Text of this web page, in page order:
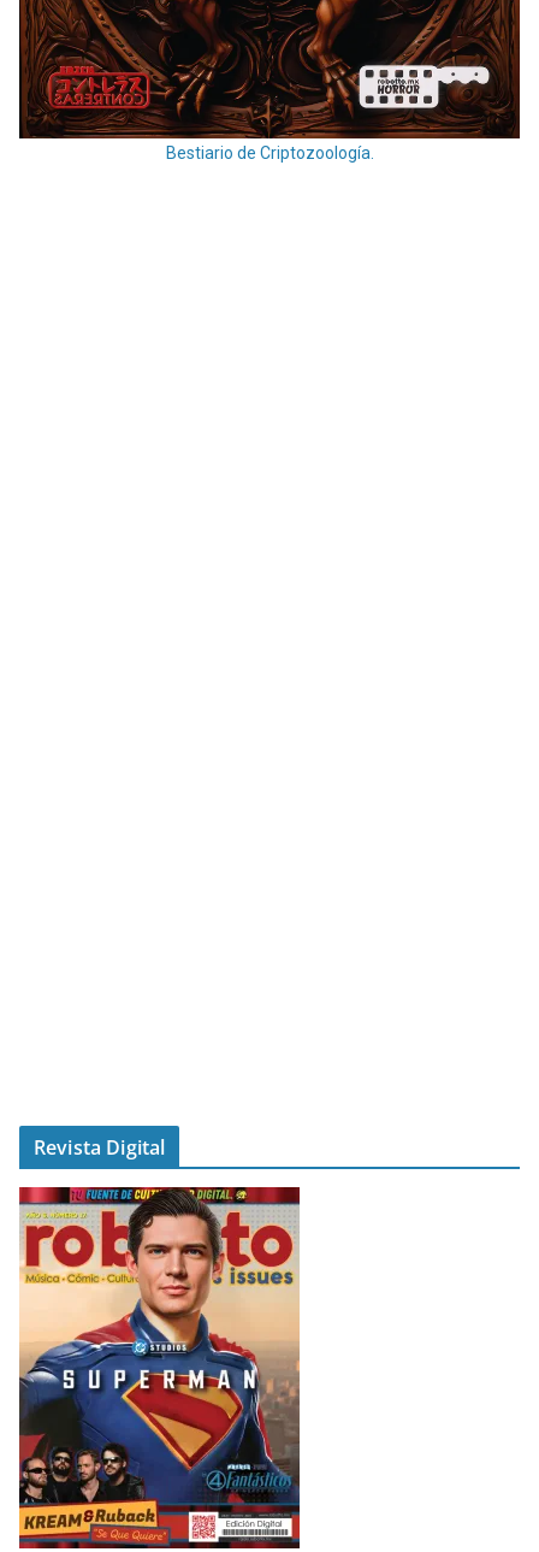
Bestiario de Criptozoología.
Revista Digital